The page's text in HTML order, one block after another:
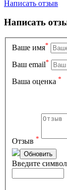
Написать отзыв
Написать
Вашe имя*
Ваш email*
Ваша оценка *
Отзыв *
Обновить
Введите